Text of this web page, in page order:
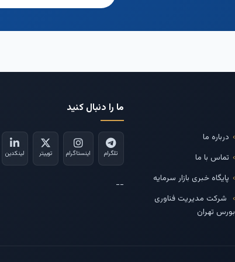
درباره ما
تماس با ما
پایگاه خبری بازار سرمایه
شرکت مدیریت فناوری
بورس تهران
ما را دنبال کنید
تلگرام اینستاگرام توییتر لینکدین
--